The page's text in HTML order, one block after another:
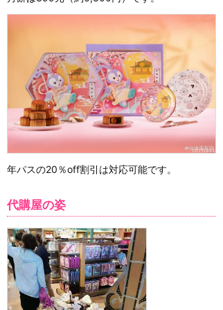
年パスの20％off割引は対応可能です。
代購屋の姿